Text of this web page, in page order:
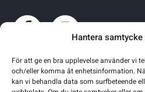
Hantera
För att ge en bra upplevelse använder vi
och/eller komma åt enhetsinformation.
kan vi behandla data som surfbeteende